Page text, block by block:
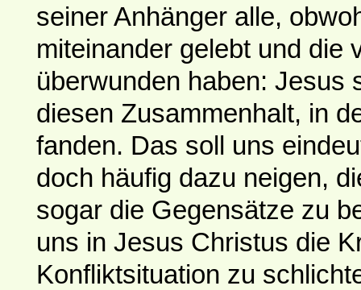
seiner Anhänger alle,
miteinander gelebt und die
überwunden haben: Jesus
diesen Zusammenhalt, in
fanden. Das soll uns
doch häufig dazu neigen,
sogar die Gegensätze zu
uns in Jesus Christus die
Konfliktsituation zu